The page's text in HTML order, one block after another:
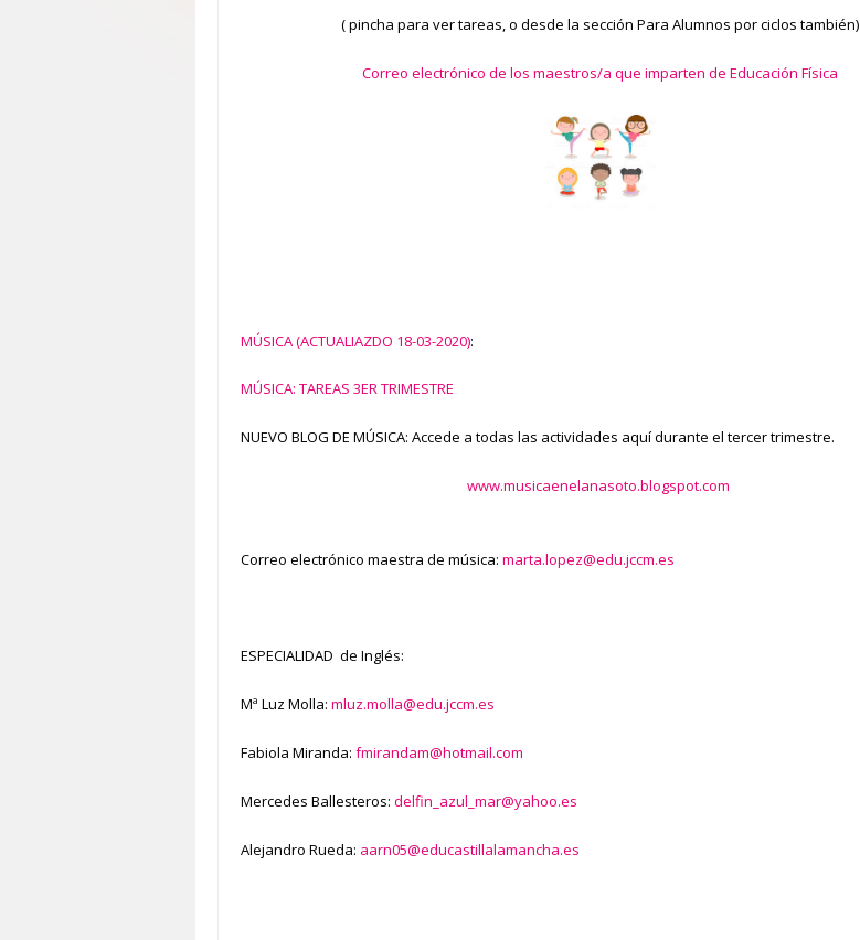
( pincha para ver tareas, o desde la sección Para Alumnos por ciclos también)
Correo electrónico de los maestros/a que imparten de Educación Física
MÚSICA (ACTUALIAZDO 18-03-2020):
MÚSICA: TAREAS 3ER TRIMESTRE
NUEVO BLOG DE MÚSICA: Accede a todas las actividades aquí durante el tercer trimestre.
www.musicaenelanasoto.blogspot.com
Correo electrónico maestra de música: marta.lopez@edu.jccm.es
ESPECIALIDAD de Inglés:
Mª Luz Molla: mluz.molla@edu.jccm.es
Fabiola Miranda: fmirandam@hotmail.com
Mercedes Ballesteros: delfin_azul_mar@yahoo.es
Alejandro Rueda: aarn05@educastillalamancha.es